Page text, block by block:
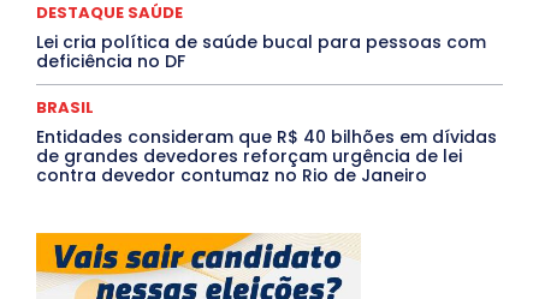
DESTAQUE SAÚDE
Lei cria política de saúde bucal para pessoas com
deficiência no DF
BRASIL
Entidades consideram que R$ 40 bilhões em dívidas
de grandes devedores reforçam urgência de lei
contra devedor contumaz no Rio de Janeiro